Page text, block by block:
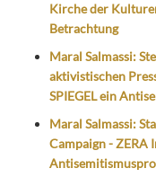
Kirche der
Betrachtung
Maral Salmassi:
aktivistischen
SPIEGEL ein
Maral Salmassi:
Campaign - ZERA